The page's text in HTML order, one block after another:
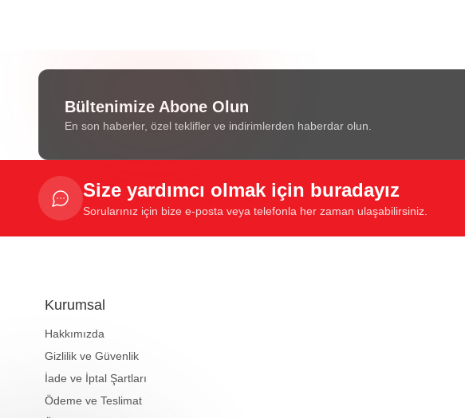
Bültenimize Abone Olun
En son haberler, özel teklifler ve indirimlerden haberdar olun.
Size yardımcı olmak için buradayız
Sorularınız için bize e-posta veya telefonla her zaman ulaşabilirsiniz.
Kurumsal
Hakkımızda
Gizlilik ve Güvenlik
İade ve İptal Şartları
Ödeme ve Teslimat